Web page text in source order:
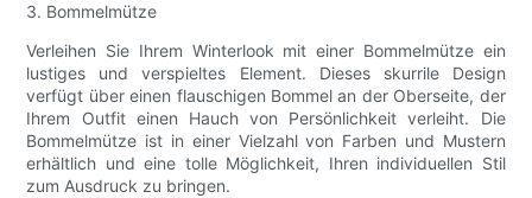
3. Bommelmütze
Verleihen Sie Ihrem Winterlook mit einer Bommelmütze ein
lustiges und verspieltes Element. Dieses skurrile Design
verfügt über einen flauschigen Bommel an der Oberseite, der
Ihrem Outfit einen Hauch von Persönlichkeit verleiht. Die
Bommelmütze ist in einer Vielzahl von Farben und Mustern
erhältlich und eine tolle Möglichkeit, Ihren individuellen Stil
zum Ausdruck zu bringen.